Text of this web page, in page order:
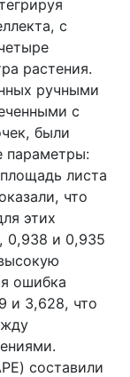
с
растения.
ручными
с
были
параметры:
листа
что
этих
0,938 и 0,935
ошибка
и 3,628, что
составили